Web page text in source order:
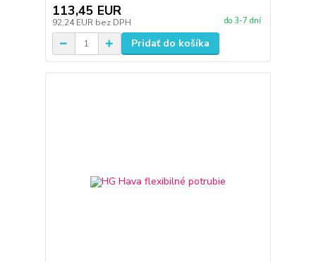
113,45 EUR
92,24 EUR bez DPH do 3-7 dní
Pridať do košíka